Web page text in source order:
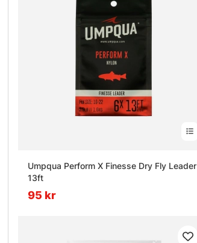
Umpqua Perform X Finesse Dry Fly Leader
13ft
95 kr